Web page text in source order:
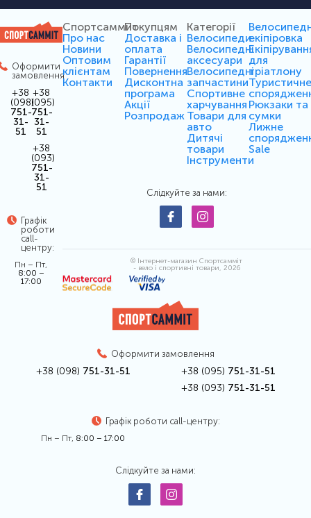
Оформити
замовлення
+38
(098)
751-
31-
51
+38
(095)
751-
31-
51
+38
(093)
751-
31-
51
Графік
роботи
call-
центру:
Пн – Пт,
8:00 –
17:00
Спортсаммит
Про нас
Новини
Оптовим
клієнтам
Контакти
Покупцям
Доставка і
оплата
Гарантії
Повернення
Дисконтна
програма
Акції
Розпродаж
Категорії
Велосипеди
Велосипедні
аксесуари
Велосипедні
запчастини
Спортивне
харчування
Товари для
авто
Дитячі
товари
Інструменти
екіпіровка
для
тріатлону
Рюкзаки та
сумки
Лижне
Sale
Слідкуйте за нами:
© Інтернет-магазин Спортсамміт
- вело і спортивні товари, 2026
Оформити замовлення
+38 (098) 751-31-51 +38 (095) 751-31-51
+38 (093) 751-31-51
Графік роботи call-центру:
Пн – Пт, 8:00 – 17:00
Слідкуйте за нами: